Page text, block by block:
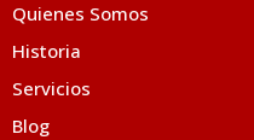
Quienes Somos
Historia
Servicios
Blog